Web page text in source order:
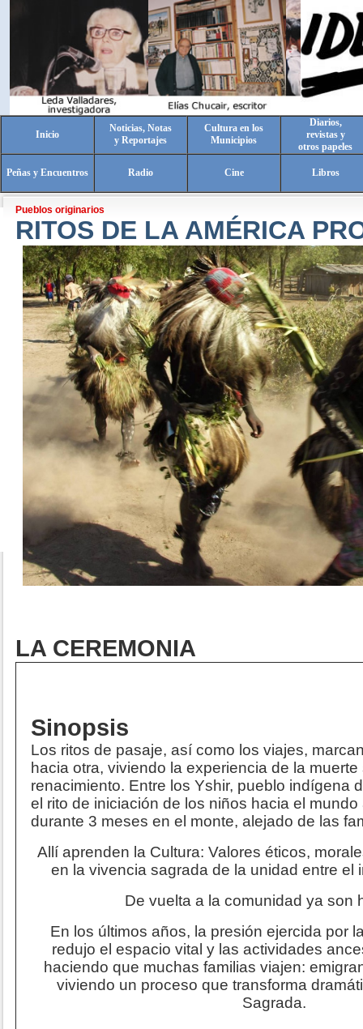
Inicio
Noticias, Notas
y Reportajes
Cultura en los
Municipios
Diarios,
revistas y
otros papeles
Peñas y Encuentros Radio Cine Libros
Pueblos originarios
RITOS DE LA AMÉRICA
LA CEREMONIA
Sinopsis
Los ritos de pasaje, así como los viajes,
hacia otra, viviendo la experiencia de la
renacimiento. Entre los Yshir, pueblo indígena
el rito de iniciación de los niños hacia el
durante 3 meses en el monte, alejado de las
Allí aprenden la Cultura: Valores éticos,
en la vivencia sagrada de la unidad entre el
De vuelta a la comunidad ya son
En los últimos años, la presión ejercida por
redujo el espacio vital y las actividades
haciendo que muchas familias viajen:
viviendo un proceso que transforma
Sagrada.